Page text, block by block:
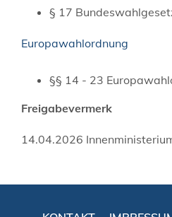
§ 17
Europawahlordnung
§§ 14 - 23
Freigabevermerk
14.04.2026